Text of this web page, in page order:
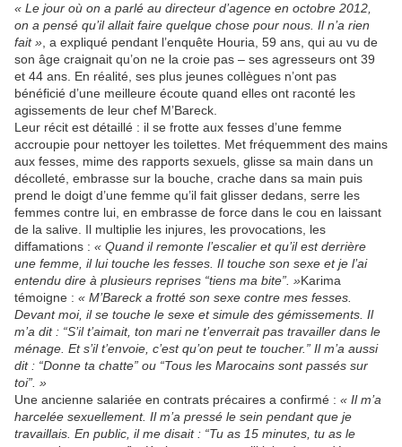
« Le jour où on a parlé au directeur d’agence en octobre 2012,
on a pensé qu’il allait faire quelque chose pour nous. Il n’a rien
fait » , a expliqué pendant l’enquête Houria, 59 ans, qui au vu de
son âge craignait qu’on ne la croie pas – ses agresseurs ont 39
et 44 ans. En réalité, ses plus jeunes collègues n’ont pas
bénéficié d’une meilleure écoute quand elles ont raconté les
agissements de leur chef M’Bareck.
Leur récit est détaillé : il se frotte aux fesses d’une femme
accroupie pour nettoyer les toilettes. Met fréquemment des mains
aux fesses, mime des rapports sexuels, glisse sa main dans un
décolleté, embrasse sur la bouche, crache dans sa main puis
prend le doigt d’une femme qu’il fait glisser dedans, serre les
femmes contre lui, en embrasse de force dans le cou en laissant
de la salive. Il multiplie les injures, les provocations, les
diffamations : « Quand il remonte l’escalier et qu’il est derrière
une femme, il lui touche les fesses. Il touche son sexe et je l’ai
entendu dire à plusieurs reprises “tiens ma bite”. »Karima
témoigne : « M’Bareck a frotté son sexe contre mes fesses.
Devant moi, il se touche le sexe et simule des gémissements. Il
m’a dit : “S’il t’aimait, ton mari ne t’enverrait pas travailler dans le
ménage. Et s’il t’envoie, c’est qu’on peut te toucher.” Il m’a aussi
dit : “Donne ta chatte” ou “Tous les Marocains sont passés sur
toi”. »
Une ancienne salariée en contrats précaires a confirmé : « Il m’a
harcelée sexuellement. Il m’a pressé le sein pendant que je
travaillais. En public, il me disait : “Tu as 15 minutes, tu as le